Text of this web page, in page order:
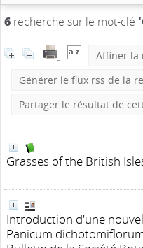
6 recherche sur le mot-clé
Affiner la
Générer le flux rss de la
Partager le résultat de
Grasses of the British
Introduction d'une
Panicum